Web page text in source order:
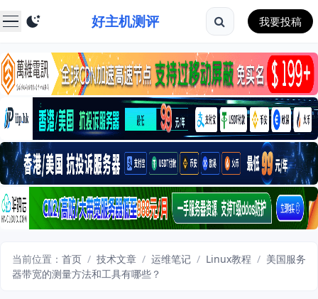
好主机测评 我要投稿
当前位置： 首页 / 技术文章 / 运维笔记 / Linux教程 / 美国服务
器带宽的测量方法和工具有哪些？